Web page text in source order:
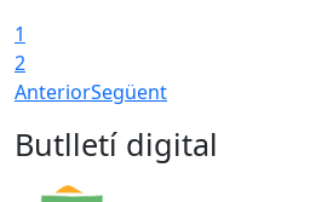
1
2
AnteriorSegüent
Butlletí digital